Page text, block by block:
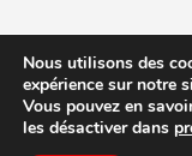
BUZZ MICRO -
Nous utilisons des
expérience sur notre
Vous pouvez en
les désactiver dans